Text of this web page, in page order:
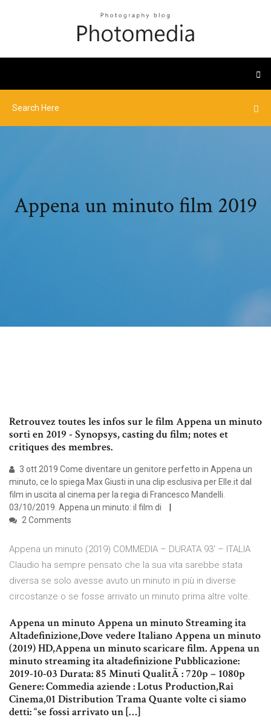
Appena un minuto film 2019
Retrouvez toutes les infos sur le film Appena un minuto
sorti en 2019 - Synopsys, casting du film; notes et
critiques des membres.
3 ott 2019 Come diventare un genitore perfetto in Appena un
minuto, ce lo spiega Max Giusti in una clip esclusiva per Elle.it dal
film in uscita al cinema per la regia di Francesco Mandelli.
03/10/2019. Appena un minuto: il film di
2 Comments
Appena un minuto (2019) COMMEDIA – DURATA 93′ – ITALIA
Claudio ha sempre pensato che la sua vita sarebbe stata
diversa se solo avesse avuto un minuto in più in diverse
circostanze o se fosse arrivato un minuto prima altre volte.
Appena un minuto Appena un minuto Streaming ita
Altadefinizione,Dove vedere Italiano Appena un minuto
(2019) HD,Appena un minuto scaricare film. Appena un
minuto streaming ita altadefinizione Pubblicazione:
2019-10-03 Durata: 85 Minuti QualitÃ : 720p – 1080p
Genere: Commedia aziende : Lotus Production,Rai
Cinema,01 Distribution Trama Quante volte ci siamo
detti: “se fossi arrivato un […]